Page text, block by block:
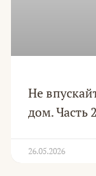
Не
дом. Часть 2
26.05.2026